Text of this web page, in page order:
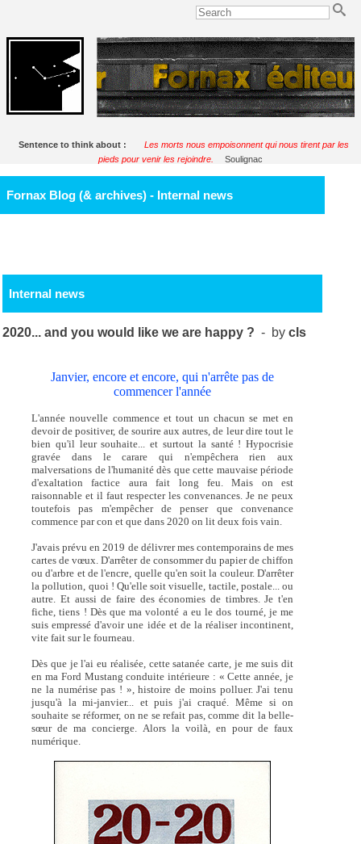
Sentence to think about :
Les morts nous empoisonnent qui nous tirent par les
pieds pour venir les rejoindre.
Soulignac
Fornax Blog (& archives) - Internal news
Internal news
2020... and you would like we are happy ? - bycls
Janvier, encore et encore, qui n'arrête pas de
commencer l'année
L'année nouvelle commence et tout un chacun se met en
devoir de positiver, de sourire aux autres, de leur dire tout le
bien qu'il leur souhaite... et surtout la santé ! Hypocrisie
gravée dans le carare qui n'empêchera rien aux
malversations de l'humanité dès que cette mauvaise période
d'exaltation factice aura fait long feu. Mais on est
raisonnable et il faut respecter les convenances. Je ne peux
toutefois pas m'empêcher de penser que convenance
commence par con et que dans 2020 on lit deux fois vain.
J'avais prévu en 2019 de délivrer mes contemporains de mes
cartes de vœux. D'arrêter de consommer du papier de chiffon
ou d'arbre et de l'encre, quelle qu'en soit la couleur. D'arrêter
la pollution, quoi ! Qu'elle soit visuelle, tactile, postale... ou
autre. Et aussi de faire des économies de timbres. Je t'en
fiche, tiens ! Dès que ma volonté a eu le dos tourné, je me
suis empressé d'avoir une idée et de la réaliser incontinent,
vite fait sur le fourneau.
Dès que je l'ai eu réalisée, cette satanée carte, je me suis dit
en ma Ford Mustang conduite intérieure : « Cette année, je
ne la numérise pas ! », histoire de moins polluer. J'ai tenu
jusqu'à la mi-janvier... et puis j'ai craqué. Même si on
souhaite se réformer, on ne se refait pas, comme dit la belle-
sœur de ma concierge. Alors la voilà, en pour de faux
numérique.